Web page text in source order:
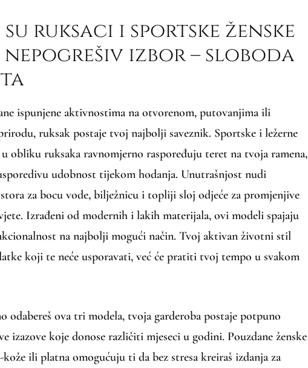
ruksaci i sportske ženske
izbor – sloboda
ispunjene aktivnostima na otvorenom, putovanjima ili
ruksak postaje tvoj najbolji saveznik. Sportske i ležerne
obliku ruksaka ravnomjerno raspoređuju teret na tvoja ramena,
udobnost tijekom hodanja. Unutrašnjost nudi
za bocu vode, bilježnicu i topliji sloj odjeće za promjenjive
Izrađeni od modernih i lakih materijala, ovi modeli spajaju
na najbolji mogući način. Tvoj aktivan životni stil
koji te neće usporavati, već će pratiti tvoj tempo u svakom
odabereš ova tri modela, tvoja garderoba postaje potpuno
izazove koje donose različiti mjeseci u godini. Pouzdane ženske
ili platna omogućuju ti da bez stresa kreiraš izdanja za